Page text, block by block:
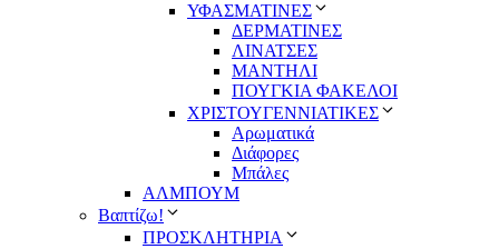
ΥΦΑΣΜΑΤΙΝΕΣ
ΔΕΡΜΑΤΙΝΕΣ
ΛΙΝΑΤΣΕΣ
ΜΑΝΤΗΛΙ
ΠΟΥΓΚΙΑ ΦΑΚΕΛΟΙ
ΧΡΙΣΤΟΥΓΕΝΝΙΑΤΙΚΕΣ
Αρωματικά
Διάφορες
Μπάλες
ΑΛΜΠΟΥΜ
Βαπτίζω!
ΠΡΟΣΚΛΗΤΗΡΙΑ